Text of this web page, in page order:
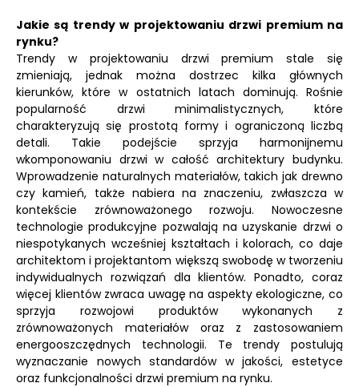
Jakie są trendy w projektowaniu drzwi premium na
rynku?
Trendy w projektowaniu drzwi premium stale się
zmieniają, jednak można dostrzec kilka głównych
kierunków, które w ostatnich latach dominują. Rośnie
popularność drzwi minimalistycznych, które
charakteryzują się prostotą formy i ograniczoną liczbą
detali. Takie podejście sprzyja harmonijnemu
wkomponowaniu drzwi w całość architektury budynku.
Wprowadzenie naturalnych materiałów, takich jak drewno
czy kamień, także nabiera na znaczeniu, zwłaszcza w
kontekście zrównoważonego rozwoju. Nowoczesne
technologie produkcyjne pozwalają na uzyskanie drzwi o
niespotykanych wcześniej kształtach i kolorach, co daje
architektom i projektantom większą swobodę w tworzeniu
indywidualnych rozwiązań dla klientów. Ponadto, coraz
więcej klientów zwraca uwagę na aspekty ekologiczne, co
sprzyja rozwojowi produktów wykonanych z
zrównoważonych materiałów oraz z zastosowaniem
energooszczędnych technologii. Te trendy postulują
wyznaczanie nowych standardów w jakości, estetyce
oraz funkcjonalności drzwi premium na rynku.